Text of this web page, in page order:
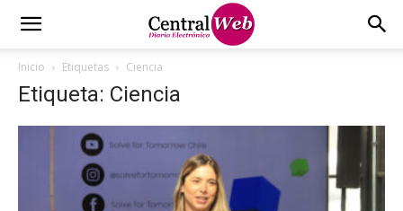
Inicio Etiquetas Ciencia
Etiqueta: Ciencia